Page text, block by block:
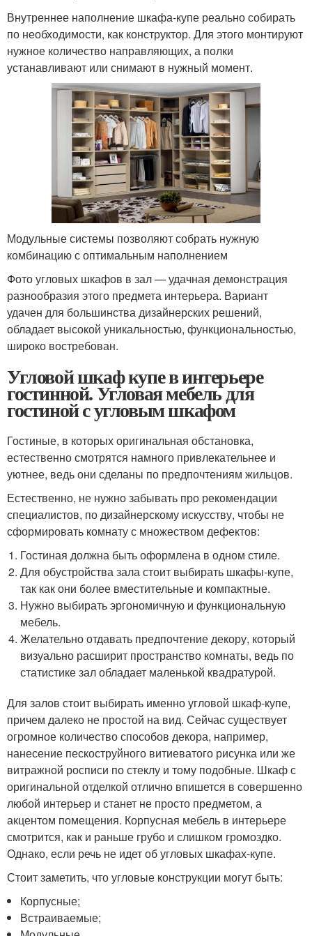
Внутреннее наполнение шкафа-купе реально собирать
по необходимости, как конструктор. Для этого монтируют
нужное количество направляющих, а полки
устанавливают или снимают в нужный момент.
Модульные системы позволяют собрать нужную
комбинацию с оптимальным наполнением
Фото угловых шкафов в зал — удачная демонстрация
разнообразия этого предмета интерьера. Вариант
удачен для большинства дизайнерских решений,
обладает высокой уникальностью, функциональностью,
широко востребован.
Угловой шкаф купе в интерьере
гостинной. Угловая мебель для
гостиной с угловым шкафом
Гостиные, в которых оригинальная обстановка,
естественно смотрятся намного привлекательнее и
уютнее, ведь они сделаны по предпочтениям жильцов.
Естественно, не нужно забывать про рекомендации
специалистов, по дизайнерскому искусству, чтобы не
сформировать комнату с множеством дефектов:
Гостиная должна быть оформлена в одном стиле.
Для обустройства зала стоит выбирать шкафы-купе,
так как они более вместительные и компактные.
Нужно выбирать эргономичную и функциональную
мебель.
Желательно отдавать предпочтение декору, который
визуально расширит пространство комнаты, ведь по
статистике зал обладает маленькой квадратурой.
Для залов стоит выбирать именно угловой шкаф-купе,
причем далеко не простой на вид. Сейчас существует
огромное количество способов декора, например,
нанесение пескоструйного витиеватого рисунка или же
витражной росписи по стеклу и тому подобные. Шкаф с
оригинальной отделкой отлично впишется в совершенно
любой интерьер и станет не просто предметом, а
акцентом помещения. Корпусная мебель в интерьере
смотрится, как и раньше грубо и слишком громоздко.
Однако, если речь не идет об угловых шкафах-купе.
Стоит заметить, что угловые конструкции могут быть:
Корпусные;
Встраиваемые;